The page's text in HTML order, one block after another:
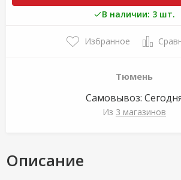
В наличии: 3 шт.
Избранное
Тюмень
Самовывоз:
Из 3 магазинов
Описание